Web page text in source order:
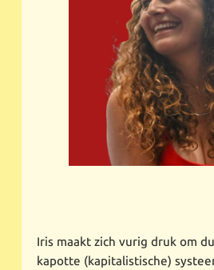
Iris maakt zich vurig druk om
kapotte (kapitalistische)